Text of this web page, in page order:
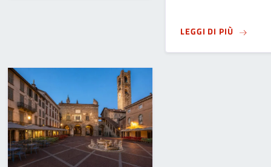
LEGGI DI PIÙSU